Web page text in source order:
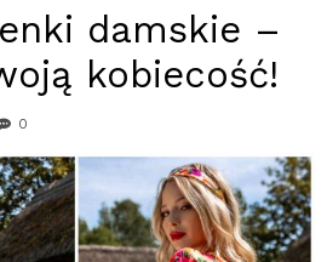
damskie –
kobiecość!
0